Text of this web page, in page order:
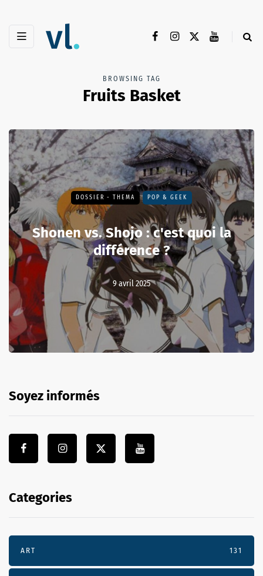
BROWSING TAG
Fruits Basket
DOSSIER - THEMA POP & GEEK
Shonen vs. Shojo : c'est quoi la
différence ?
9 avril 2025
Soyez informés
Categories
ART 131